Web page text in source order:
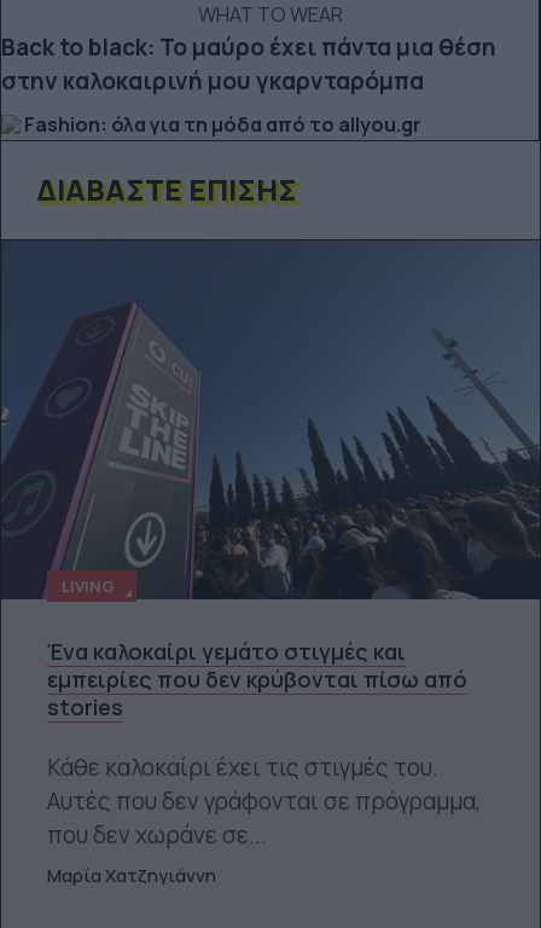
WHAT TO WEAR
Back to black: Το μαύρο έχει πάντα μια θέση
στην καλοκαιρινή μου γκαρνταρόμπα
Fashion: όλα για τη μόδα από το allyou.gr
ΔΙΑΒΆΣΤΕ ΕΠΊΣΗΣ
LIVING
Ένα καλοκαίρι γεμάτο στιγμές και
εμπειρίες που δεν κρύβονται πίσω από
stories
Κάθε καλοκαίρι έχει τις στιγμές του.
Αυτές που δεν γράφονται σε πρόγραμμα,
που δεν χωράνε σε...
Μαρία Χατζηγιάννη